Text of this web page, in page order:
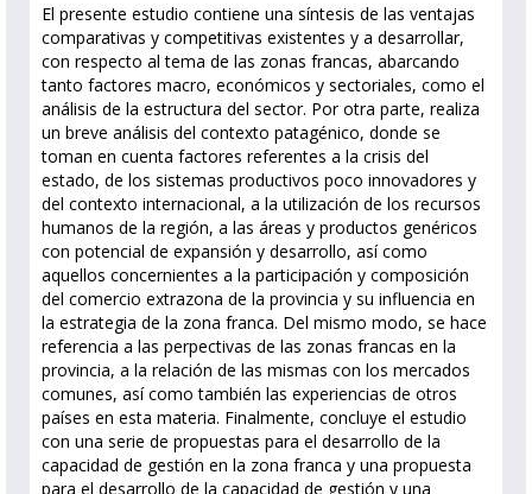
El presente estudio contiene una síntesis de las ventajas
comparativas y competitivas existentes y a desarrollar,
con respecto al tema de las zonas francas, abarcando
tanto factores macro, económicos y sectoriales, como el
análisis de la estructura del sector. Por otra parte, realiza
un breve análisis del contexto patagénico, donde se
toman en cuenta factores referentes a la crisis del
estado, de los sistemas productivos poco innovadores y
del contexto internacional, a la utilización de los recursos
humanos de la región, a las áreas y productos genéricos
con potencial de expansión y desarrollo, así como
aquellos concernientes a la participación y composición
del comercio extrazona de la provincia y su influencia en
la estrategia de la zona franca. Del mismo modo, se hace
referencia a las perpectivas de las zonas francas en la
provincia, a la relación de las mismas con los mercados
comunes, así como también las experiencias de otros
países en esta materia. Finalmente, concluye el estudio
con una serie de propuestas para el desarrollo de la
capacidad de gestión en la zona franca y una propuesta
para el desarrollo de la capacidad de gestión y una